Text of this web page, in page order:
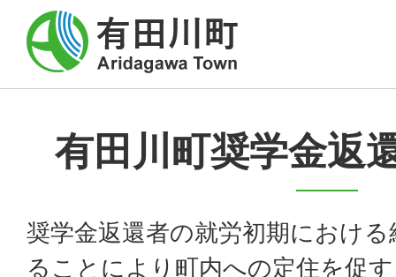
有田川町奨学金返
奨学金返還者の就労初期におけ
ることにより町内への定住を促